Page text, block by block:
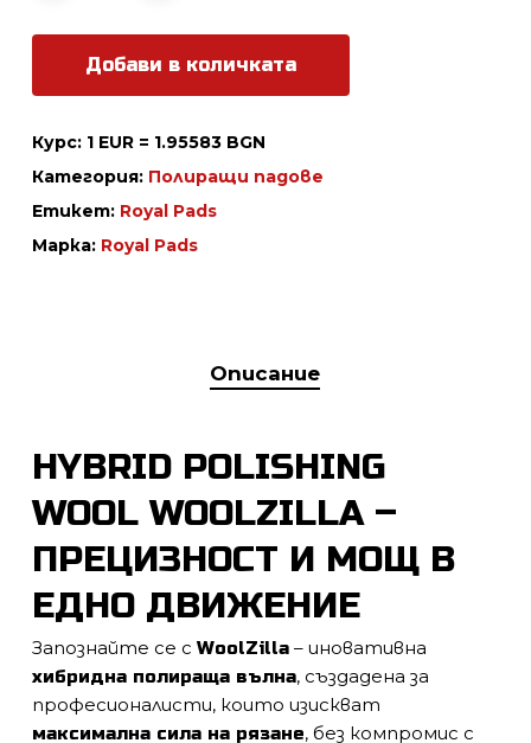
Добави в количката
Курс: 1 EUR = 1.95583 BGN
Категория: Полиращи падове
Етикет: Royal Pads
Марка: Royal Pads
Описание
HYBRID POLISHING
WOOL WOOLZILLA –
ПРЕЦИЗНОСТ И МОЩ В
ЕДНО ДВИЖЕНИЕ
Запознайте се с WoolZilla– иновативна
хибридна полираща вълна, създадена за
професионалисти, които изискват
максимална сила на рязане, без компромис с